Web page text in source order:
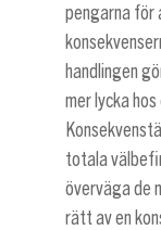
pengarna för
handlingen
mer lycka
totala
överväga de
rätt av en